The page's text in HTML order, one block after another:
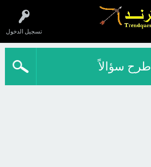
تسجيل الدخول
اطرح سؤالاً